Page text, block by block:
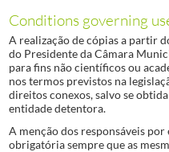
Conditions governing
A realização de cópias a partir
do Presidente da Câmara
para fins não científicos ou
nos termos previstos na
direitos conexos, salvo se
entidade detentora.
A menção dos responsáveis
obrigatória sempre que as